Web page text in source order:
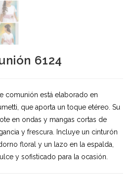
6124
comunión está elaborado en
que aporta un toque etéreo. Su
en ondas y mangas cortas de
y frescura. Incluye un cinturón
floral y un lazo en la espalda,
y sofisticado para la ocasión.